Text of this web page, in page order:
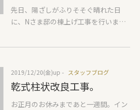
先日、陽ざしがふりそそぐ晴れた日
に、Nさま邸の棟上げ工事を行いまし
をたてて、屋根をかけていきます。二
けて完成しました。日が暮れて暗い
中、ご家族皆さまで、無事に上棟式を
行いました。お子さまとお父さまも一
緒に、四隅に清めのお酒をまいていた
乾式柱状改良工事。
2019/12/20(金)up - スタッフブログ
お正月のお休みまであと一週間。イン